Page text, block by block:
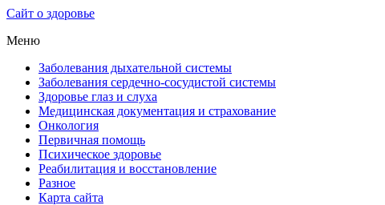
Сайт о здоровье
Меню
Заболевания дыхательной системы
Заболевания сердечно-сосудистой системы
Здоровье глаз и слуха
Медицинская документация и страхование
Онкология
Первичная помощь
Психическое здоровье
Реабилитация и восстановление
Разное
Карта сайта